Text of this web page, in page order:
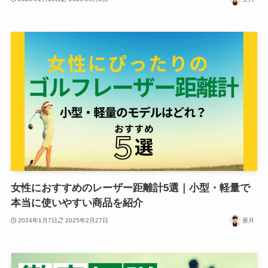
女性におすすめのレーザー距離計5選｜小型・軽量で
本当に使いやすい商品を紹介
2024年1月7日 2025年2月27日 亜月